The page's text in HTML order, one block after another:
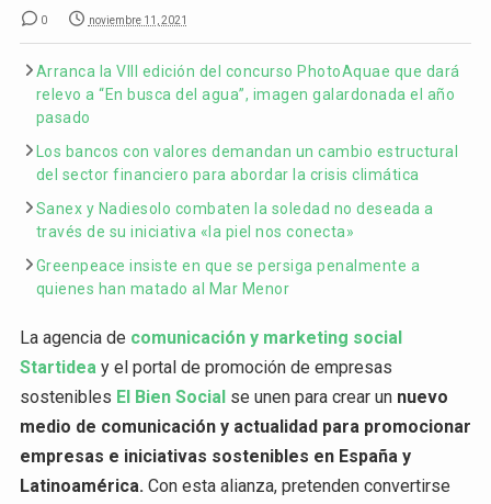
0 noviembre 11, 2021
Arranca la VIII edición del concurso PhotoAquae que dará
relevo a “En busca del agua”, imagen galardonada el año
pasado
Los bancos con valores demandan un cambio estructural
del sector financiero para abordar la crisis climática
Sanex y Nadiesolo combaten la soledad no deseada a
través de su iniciativa «la piel nos conecta»
Greenpeace insiste en que se persiga penalmente a
quienes han matado al Mar Menor
La agencia de comunicación y marketing social
Startideay el portal de promoción de empresas
sostenibles El Bien Social se unen para crear un nuevo
medio de comunicación y actualidad para promocionar
empresas e iniciativas sostenibles en España y
Latinoamérica.Con esta alianza, pretenden convertirse